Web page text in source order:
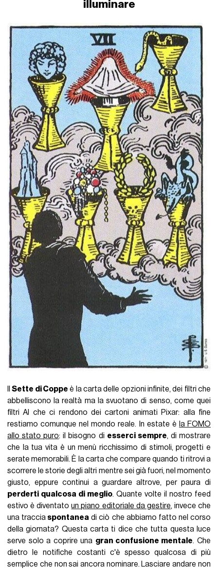
illuminare
IlSette di Coppe è la carta delle opzioni infinite, dei filtri che
abbelliscono la realtà ma la svuotano di senso, come quei
filtri AI che ci rendono dei cartoni animati Pixar: alla fine
restiamo comunque nel mondo reale. In estate è la FOMO
allo stato puro: il bisogno di esserci sempre, di mostrare
che la tua vita è un menù ricchissimo di stimoli, progetti e
serate memorabili. È la carta che compare quando ti ritrovi a
scorrere le storie degli altri mentre sei già fuori, nel momento
giusto, eppure continui a guardare altrove, per paura di
perderti qualcosa di meglio. Quante volte il nostro feed
estivo è diventatoun piano editoriale da gestire, invece che
una traccia spontanea di ciò che abbiamo fatto nel corso
della giornata? Questa carta ti dice che tutta questa luce
serve solo a coprire una gran confusione mentale. Che
dietro le notifiche costanti c'è spesso qualcosa di più
semplice che non sai ancora nominare. Lasciare andare non